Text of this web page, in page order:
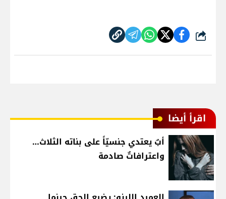
شارك
اقرأ أيضا
أبٌ يعتدي جنسيّاً على بناته الثلاث…
واعترافاتٌ صادمة